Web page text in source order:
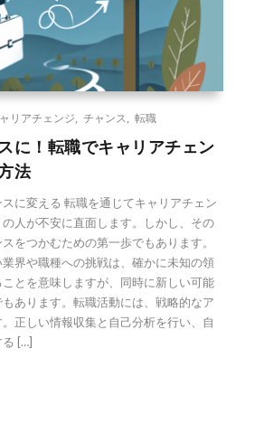
リアチェンジ チャンス 転職
に！転職でキャリアチェン
法
に変える 転職を通じてキャリアチェン
人が不安に直面します。しかし、その
をつかむための第一歩でもあります。
界や職種への挑戦は、確かに未知の領
とを意味しますが、同時に新しい可能
あります。転職活動には、戦略的なア
正しい情報収集と自己分析を行い、自
[…]